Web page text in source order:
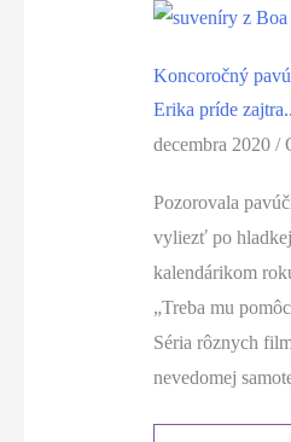
Koncoročný
Erika príde
decembra 2020 /
Pozorovala
vyliezť po
kalendárikom
„Treba mu
Séria rôznych
nevedomej